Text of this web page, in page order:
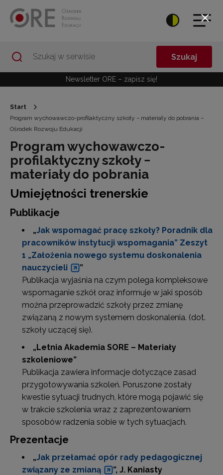
Szukaj
Newsletter ORE – zapisz się!
Start
Program wychowawczo-profilaktyczny szkoły − materiały do pobrania –
Ośrodek Rozwoju Edukacji
Program wychowawczo-
profilaktyczny szkoły −
materiały do pobrania
Umiejętności trenerskie
Publikacje
„Jak wspomagać pracę szkoły? Poradnik dla
pracowników instytucji wspomagania” Zeszyt
1 „Założenia nowego systemu doskonalenia
nauczycieli
”
Publikacja wyjaśnia na czym polega kompleksowe
wspomaganie szkół oraz informuje w jaki sposób
można przeprowadzić szkoły przez zmianę
związaną z nowym systemem doskonalenia. (dot.
szkoły uczącej się).
„Letnia Akademia SORE – Materiały
szkoleniowe”
Publikacja zawiera informacje dotyczące zasad
przygotowywania szkoleń. Poruszone zostały
kwestie sytuacji trudnych, które mogą pojawić się
w trakcie szkolenia wraz z zaprezentowaniem
sposobów radzenia sobie w tych sytuacjach.
Prezentacje
„Jak przełamać opór rady pedagogicznej
związany ze zmianą
”, J. Kaniasty